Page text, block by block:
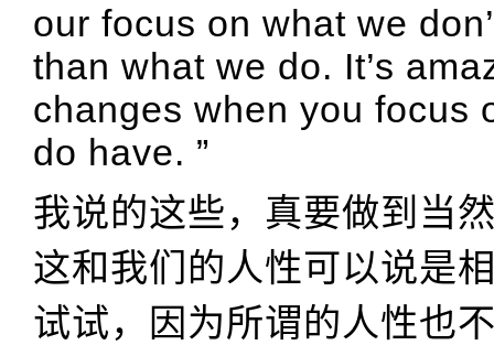
our focus on what we
than what we do. It’s
changes when you focus
do have. ”
我说的这些，真要做到当
这和我们的人性可以说是
试试，因为所谓的人性也